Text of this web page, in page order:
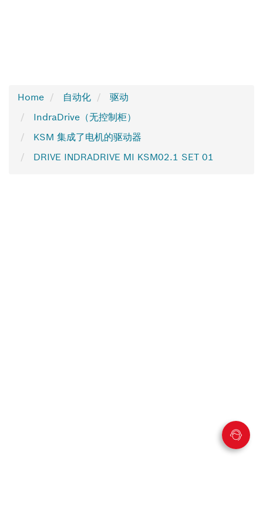
Home 自动化
驱动
IndraDrive（无控制柜）
KSM 集成了电机的驱动器
DRIVE INDRADRIVE MI KSM02.1 SET 01